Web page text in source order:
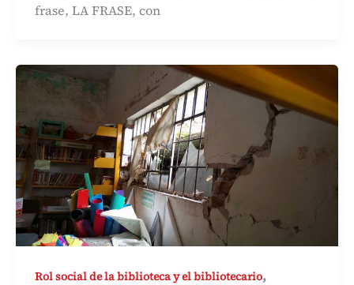
frase, LA FRASE, con
Rol social de la biblioteca y el bibliotecario,